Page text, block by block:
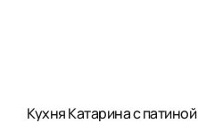
Кухня Катарина с патиной